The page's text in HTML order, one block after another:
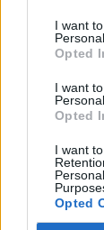
I want
Opted
I want
Opted
I want
Opted